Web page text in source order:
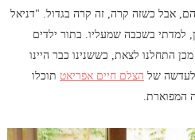
אבל כשזה קרה, זה קרה בגדול. "דניאל
בתיכון, למדתי בשכבה שמעליו. בתור ילדים
התחלנו לצאת, כששנינו כבר היינו
לעדשה של הצלם חיים אפריאטתוכלו
המפוארת.